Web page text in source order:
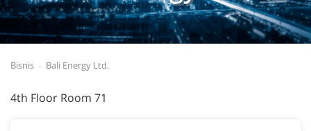
Bisnis Bali Energy Ltd.
4th Floor Room 71